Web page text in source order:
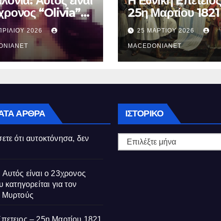
“Olivia”
για
της
2026
25η Μαρτίου 1821
25 ΜΑΡΤΊΟΥ 2026
MACEDONIANET
ΆΡΘΡΑ
ότι αυτοκτόνησα, δεν
είναι ο 23χρονος
για τον
Μυρτούς
– 25η Μαρτίου 1821
ΙΣΤΟΡΙΚΌ Ιστορικό